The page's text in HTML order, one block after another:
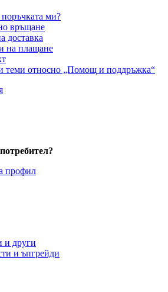
ми?
връщане
доставка
на плащане
теми относно „Помощ и поддръжка“
профил
и други
и ъпгрейди